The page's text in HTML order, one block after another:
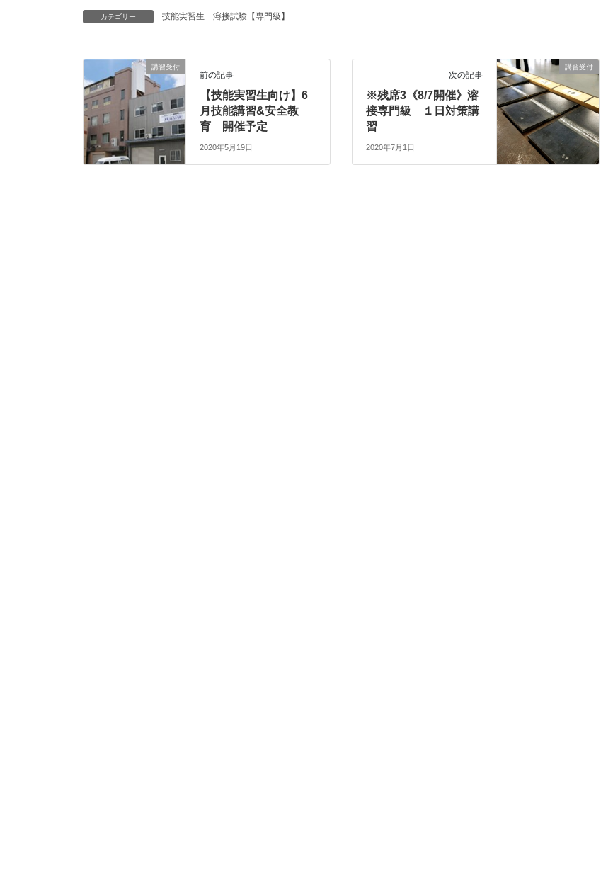
カテゴリー 技能実習生 溶接試験【専門級】
講習受付
前の記事
【技能実習生向け】6
月技能講習&安全教
育 開催予定
2020年5月19日
講習受付
次の記事
※残席3《8/7開催》溶
接専門級 １日対策講
習
2020年7月1日